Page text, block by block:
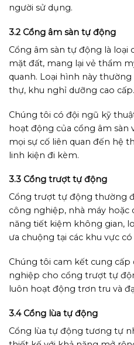
người sử dụng.
3.2 Cổng âm sàn tự động
Cổng âm sàn tự động là loại
mặt đất, mang lại vẻ thẩm
quanh. Loại hình này
thự, khu nghỉ dưỡng cao cấp.
Chúng tôi có đội ngũ kỹ
hoạt động của cổng âm sàn
mọi sự cố liên quan đến hệ
linh kiện đi kèm.
3.3 Cổng trượt tự động
Cổng trượt tự động thường
công nghiệp, nhà máy hoặc
năng tiết kiệm không gian,
ưa chuộng tại các khu vực
Chúng tôi cam kết cung cấp
nghiệp cho cổng trượt tự
luôn hoạt động trơn tru và
3.4 Cổng lùa tự động
Cổng lùa tự động tương tự